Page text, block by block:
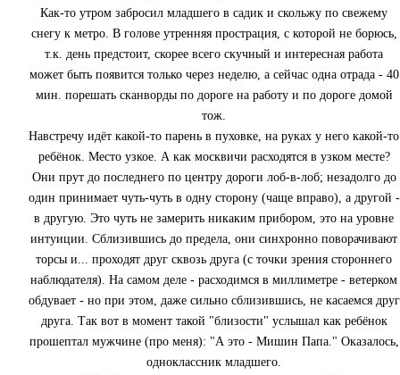
Как-то утром забросил младшего в садик и скольжу по свежему
снегу к метро. В голове утренняя прострация, с которой не борюсь,
т.к. день предстоит, скорее всего скучный и интересная работа
может быть появится только через неделю, а сейчас одна отрада - 40
мин. порешать сканворды по дороге на работу и по дороге домой
тож.
Навстречу идёт какой-то парень в пуховке, на руках у него какой-то
ребёнок. Место узкое. А как москвичи расходятся в узком месте?
Они прут до последнего по центру дороги лоб-в-лоб; незадолго до
один принимает чуть-чуть в одну сторону (чаще вправо), а другой -
в другую. Это чуть не замерить никаким прибором, это на уровне
интуиции. Сблизившись до предела, они синхронно поворачивают
торсы и... проходят друг сквозь друга (с точки зрения стороннего
наблюдателя). На самом деле - расходимся в миллиметре - ветерком
обдувает - но при этом, даже сильно сблизившись, не касаемся друг
друга. Так вот в момент такой "близости" услышал как ребёнок
прошептал мужчине (про меня): "А это - Мишин Папа." Оказалось,
одноклассник младшего.